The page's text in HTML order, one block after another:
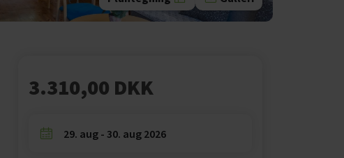
3.310,00 DKK
29. aug - 30. aug 2026